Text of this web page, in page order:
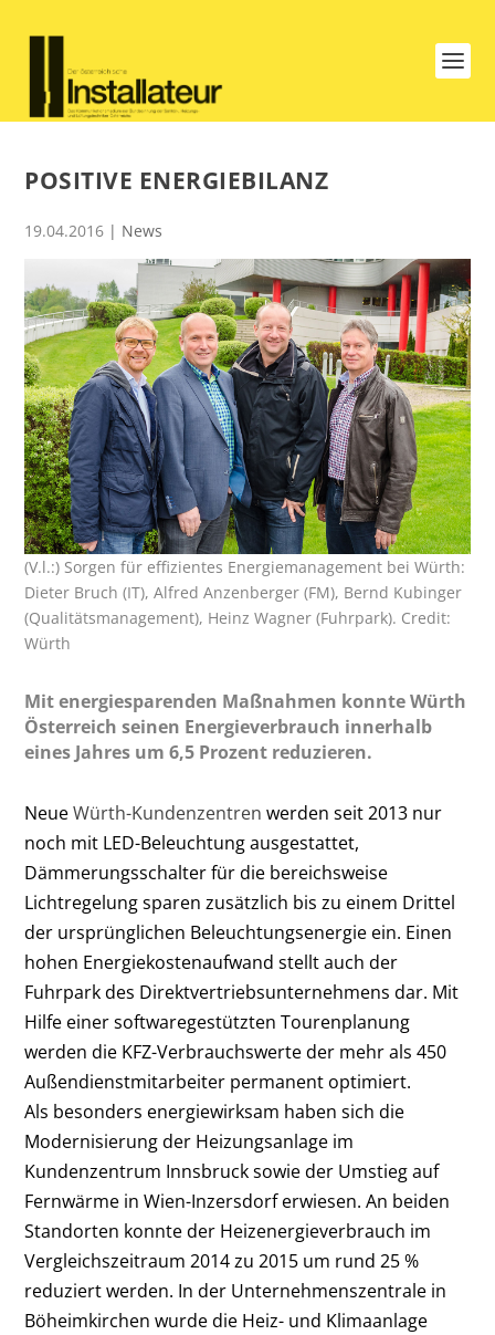
POSITIVE ENERGIEBILANZ
19.04.2016 | News
(V.l.:) Sorgen für effizientes Energiemanagement bei Würth:
Dieter Bruch (IT), Alfred Anzenberger (FM), Bernd Kubinger
(Qualitätsmanagement), Heinz Wagner (Fuhrpark). Credit:
Würth
Mit energiesparenden Maßnahmen konnte Würth
Österreich seinen Energieverbrauch innerhalb
eines Jahres um 6,5 Prozent reduzieren.
NeueWürth-Kundenzentren werden seit 2013 nur
noch mit LED-Beleuchtung ausgestattet,
Dämmerungsschalter für die bereichsweise
Lichtregelung sparen zusätzlich bis zu einem Drittel
der ursprünglichen Beleuchtungsenergie ein. Einen
hohen Energiekostenaufwand stellt auch der
Fuhrpark des Direktvertriebsunternehmens dar. Mit
Hilfe einer softwaregestützten Tourenplanung
werden die KFZ-Verbrauchswerte der mehr als 450
Außendienstmitarbeiter permanent optimiert.
Als besonders energiewirksam haben sich die
Modernisierung der Heizungsanlage im
Kundenzentrum Innsbruck sowie der Umstieg auf
Fernwärme in Wien-Inzersdorf erwiesen. An beiden
Standorten konnte der Heizenergieverbrauch im
Vergleichszeitraum 2014 zu 2015 um rund 25 %
reduziert werden. In der Unternehmenszentrale in
Böheimkirchen wurde die Heiz- und Klimaanlage